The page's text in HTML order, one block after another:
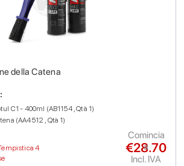
della Catena
4
C1 - 400ml (AB1154 , Qtà 1)
(AA4512 , Qtà 1)
€28.70
Incl. IVA
Comincia
a